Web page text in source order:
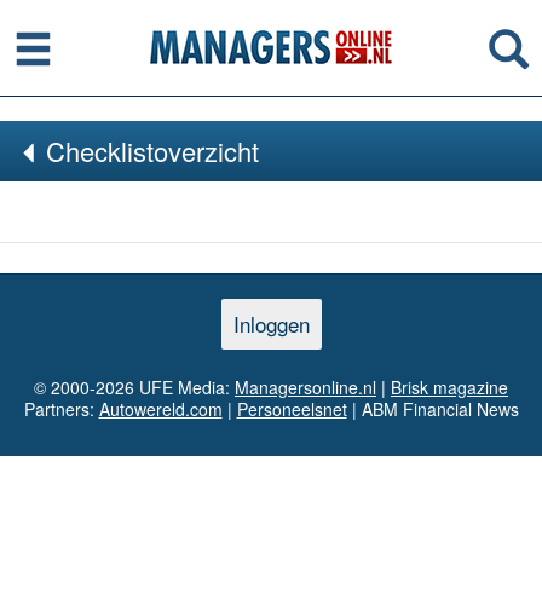
Menu
Checklistoverzicht
Inloggen
© 2000-2026 UFE Media: Managersonline.nl | Brisk magazine
Partners: Autowereld.com | Personeelsnet| ABM Financial News